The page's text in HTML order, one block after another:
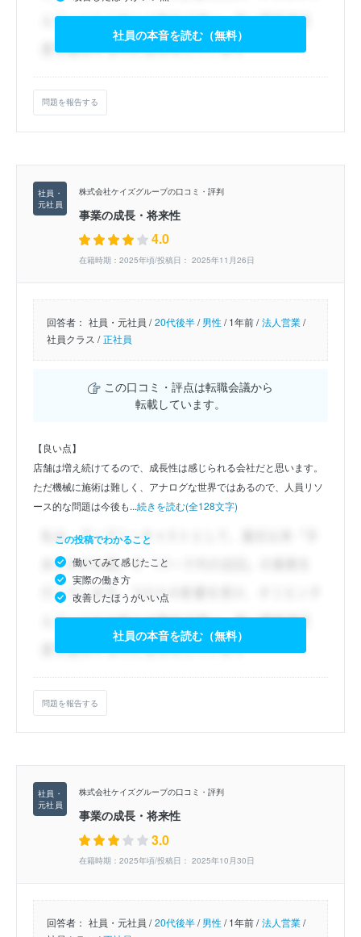
社員の本音を読む（無料）
問題を報告する
株式会社ケイズグループの口コミ・評判
事業の成長・将来性
4.0
在籍時期：2025年頃/投稿日： 2025年11月26日
回答者： 社員・元社員 / 20代後半/男性/1年前 / 法人営業/
社員クラス / 正社員
この口コミ・評点は転職会議から
転載しています。
【良い点】
店舗は増え続けてるので、成長性は感じられる会社だと思います。
ただ機械に施術は難しく、アナログな世界ではあるので、人員リソ
ース的な問題は今後も...続きを読む(全128文字)
この投稿でわかること
働いてみて感じたこと
実際の働き方
改善したほうがいい点
社員の本音を読む（無料）
問題を報告する
株式会社ケイズグループの口コミ・評判
事業の成長・将来性
3.0
在籍時期：2025年頃/投稿日： 2025年10月30日
回答者： 社員・元社員 / 20代後半/男性/1年前 / 法人営業/